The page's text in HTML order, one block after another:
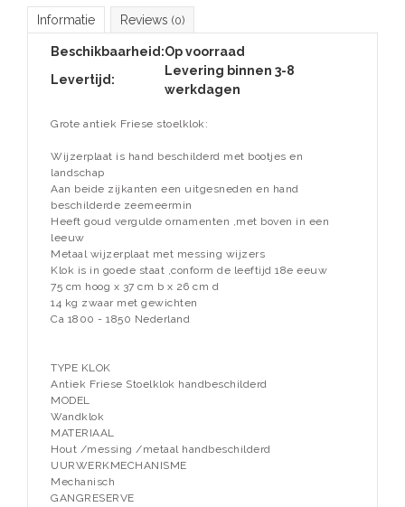
Informatie Reviews (0)
Beschikbaarheid:Op voorraad
Levertijd:
Levering binnen 3-8
werkdagen
Grote antiek Friese stoelklok:
Wijzerplaat is hand beschilderd met bootjes en
landschap
Aan beide zijkanten een uitgesneden en hand
beschilderde zeemeermin
Heeft goud vergulde ornamenten ,met boven in een
leeuw
Metaal wijzerplaat met messing wijzers
Klok is in goede staat ,conform de leeftijd 18e eeuw
75 cm hoog x 37 cm b x 26 cm d
14 kg zwaar met gewichten
Ca 1800 - 1850 Nederland
TYPE KLOK
Antiek Friese Stoelklok handbeschilderd
MODEL
Wandklok
MATERIAAL
Hout /messing /metaal handbeschilderd
UURWERKMECHANISME
Mechanisch
GANGRESERVE